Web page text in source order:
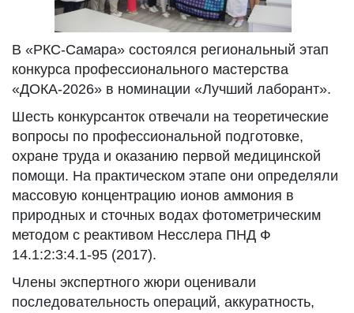
В «РКС-Самара» состоялся региональный этап
конкурса профессионального мастерства
«ДОКА-2026» в номинации «Лучший лаборант».
Шесть конкурсанток отвечали на теоретические
вопросы по профессиональной подготовке,
охране труда и оказанию первой медицинской
помощи. На практическом этапе они определяли
массовую концентрацию ионов аммония в
природных и сточных водах фотометрическим
методом с реактивом Несслера ПНД Ф
14.1:2:3:4.1-95 (2017).
Члены экспертного жюри оценивали
последовательность операций, аккуратность,